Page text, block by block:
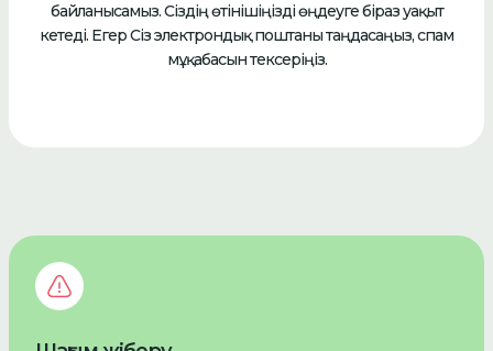
байланысамыз. Сіздің өтінішіңізді өңдеуге біраз уақыт
кетеді. Егер Сіз электрондық поштаны таңдасаңыз, спам
мұқабасын тексеріңіз.